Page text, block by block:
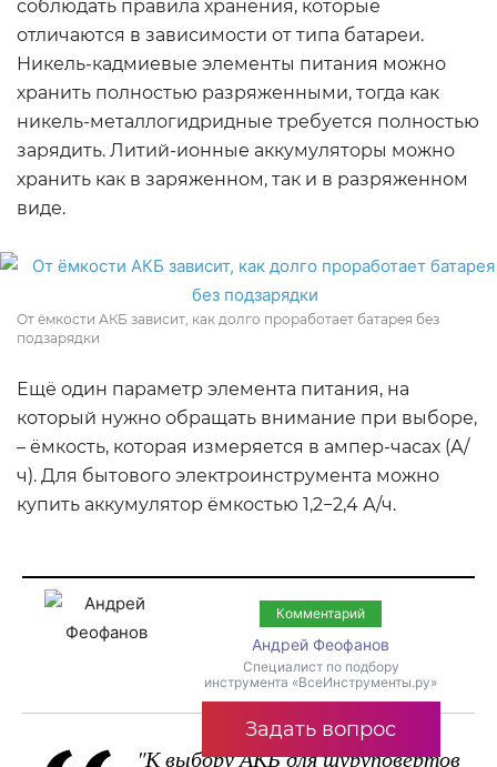
соблюдать правила хранения, которые
отличаются в зависимости от типа батареи.
Никель-кадмиевые элементы питания можно
хранить полностью разряженными, тогда как
никель-металлогидридные требуется полностью
зарядить. Литий-ионные аккумуляторы можно
хранить как в заряженном, так и в разряженном
виде.
От ёмкости АКБ зависит, как долго проработает батарея без
подзарядки
Ещё один параметр элемента питания, на
который нужно обращать внимание при выборе,
– ёмкость, которая измеряется в ампер-часах (А/
ч). Для бытового электроинструмента можно
купить аккумулятор ёмкостью 1,2−2,4 А/ч.
Комментарий
Андрей Феофанов
Специалист по подбору
инструмента «ВсеИнструменты.ру»
Задать вопрос
"К выбору АКБ для шуруповёртов